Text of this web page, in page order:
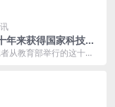
年来获得国家科技奖
等奖数量居全国高校
从教育部举行的这十年1